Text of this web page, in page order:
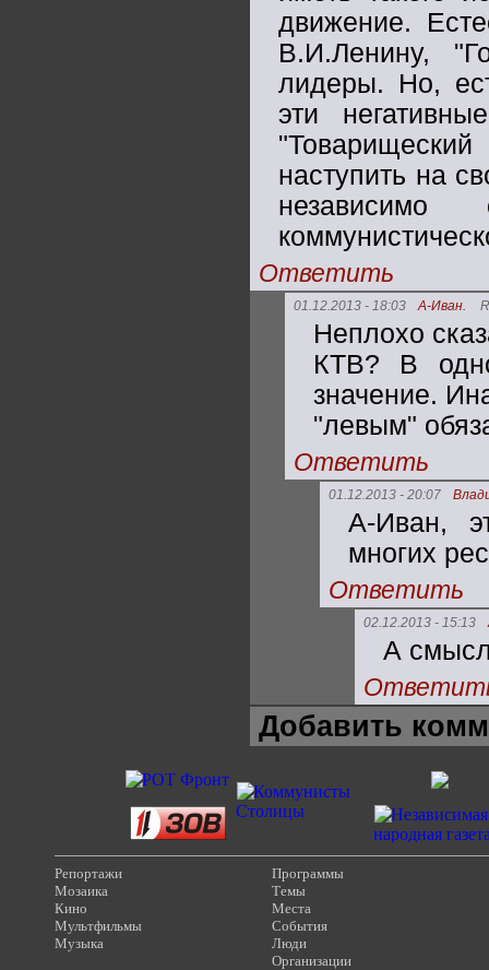
движение.
В.И.Ленину,
лидеры. Но,
эти
наступить на
Ответить
01.12.2013 - 18:03 А-Иван.
Неплохо
КТВ? В
значение.
"левым"
Ответить
01.12.2013 - 20:07
А-Иван,
многих
Ответить
02.12.2013 - 15:13
А
Добавить
Репортажи
Мозаика
Кино
Мультфильмы
Музыка
Программы
Темы
Места
События
Люди
Организации